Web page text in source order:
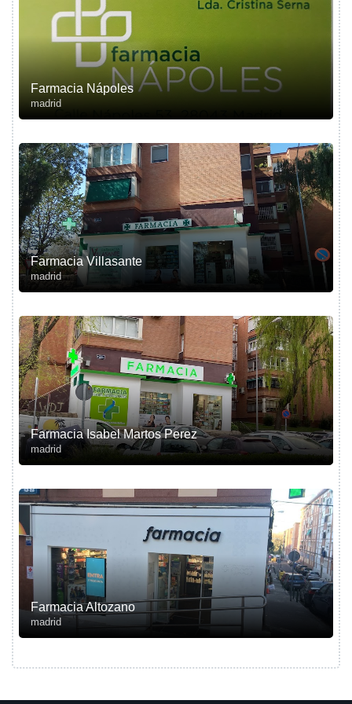
Farmacia Nápoles
madrid
Farmacia Villasante
madrid
Farmacia Isabel Martos Perez
madrid
Farmacia Altozano
madrid